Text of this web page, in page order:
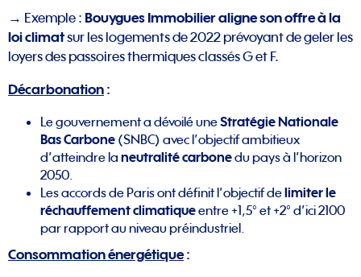
→ Exemple : Bouygues Immobilier aligne son offre à la
loi climatsur les logements de 2022 prévoyant de geler les
loyers des passoires thermiques classés G et F.
Décarbonation:
Le gouvernement a dévoilé uneStratégie Nationale
Bas Carbone (SNBC) avec l’objectif ambitieux
d’atteindre la neutralité carbonedu pays à l’horizon
2050.
Les accords de Paris ont définit l’objectif delimiter le
réchauffement climatiqueentre +1,5° et +2° d’ici 2100
par rapport au niveau préindustriel.
Consommation énergétique: